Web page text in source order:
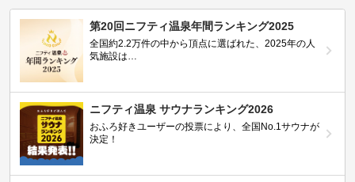
第20回ニフティ温泉年間ランキング2025
全国約2.2万件の中から頂点に選ばれた、2025年の人
気施設は…
ニフティ温泉 サウナランキング2026
おふろ好きユーザーの投票により、全国No.1サウナが
決定！